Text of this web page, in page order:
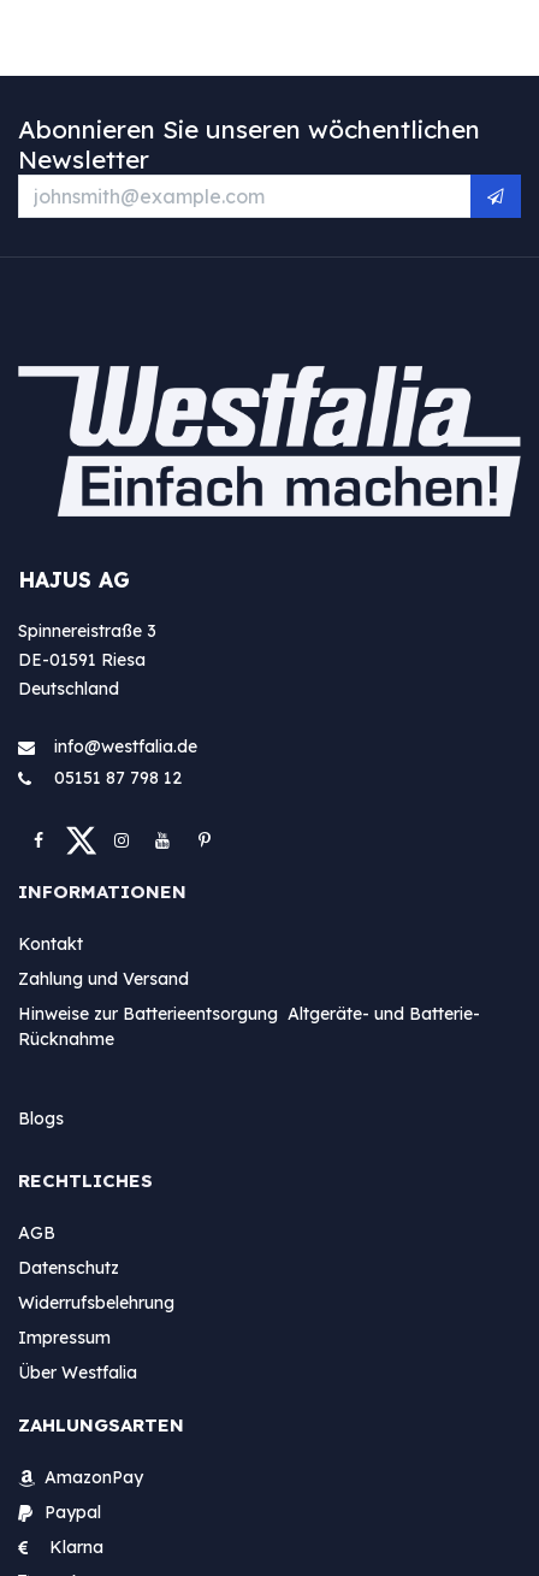
Abonnieren Sie unseren wöchentlichen
Newsletter
HAJUS AG
Spinnereistraße 3
DE-01591 Riesa
Deutschland
info@westfa​lia.de
05151 87 798 12
INFORMATIONEN
Kontakt
Zahlung und Versand
Hinweise zur Batterieentsorgung Altgeräte- und Batterie-
Rücknahme
Blogs
RECHTLICHES
AGB
Datenschutz
Widerrufsbelehrung
Impressum
Über Westfalia
ZAHLUNGSARTEN
AmazonPay
Paypal
Klarna